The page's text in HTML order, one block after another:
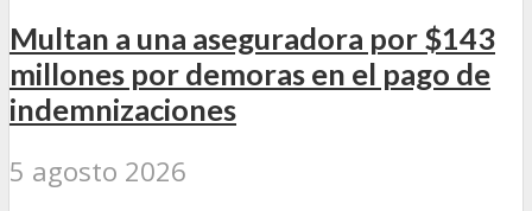
Multan a una aseguradora por $143
millones por demoras en el pago de
indemnizaciones
5 agosto 2026